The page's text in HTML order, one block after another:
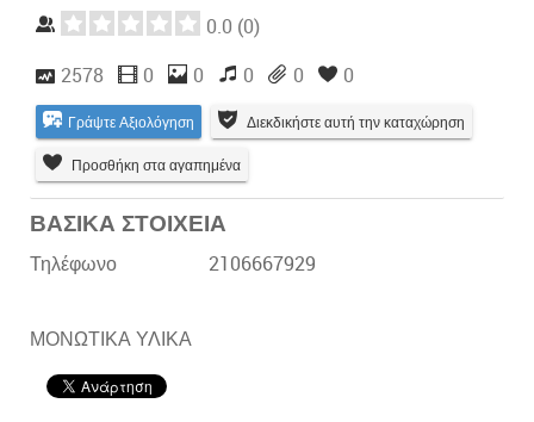
0.0 (0)
2578 0 0 0 0 0
Γράψτε Αξιολόγηση Διεκδικήστε αυτή την καταχώρηση
Προσθήκη στα αγαπημένα
ΒΑΣΙΚΑ ΣΤΟΙΧΕΙΑ
Τηλέφωνο 2106667929
ΜΟΝΩΤΙΚΑ ΥΛΙΚΑ